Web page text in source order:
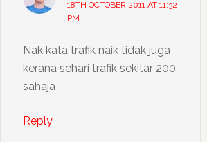
18TH OCTOBER 2011 AT 11:32
PM
Nak kata trafik naik tidak juga
kerana sehari trafik sekitar 200
sahaja
Reply